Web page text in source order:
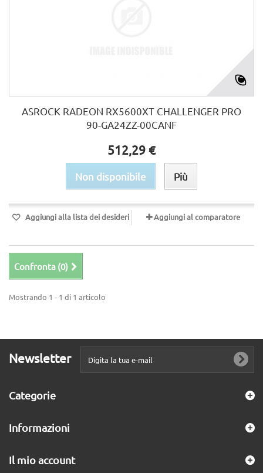
ASROCK RADEON RX5600XT CHALLENGER PRO
90-GA24ZZ-00CANF
512,29 €
Non disponibile Più
Aggiungi alla lista dei desideri Aggiungi al comparatore
Confronta (0)
Mostrando 1 - 1 di 1 articolo
Newsletter
Categorie
Informazioni
Il mio account